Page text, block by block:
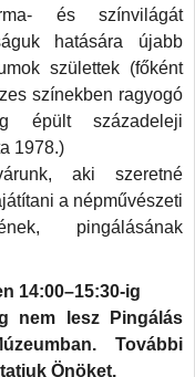
és színvilágát
hatására újabb
születtek (főként
színekben ragyogó
épült századeleji
1978.)
aki szeretné
a népművészeti
pingálásának
14:00–15:30-ig
nem lesz Pingálás
További
Önöket.